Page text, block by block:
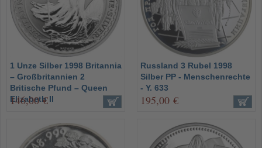
1 Unze Silber 1998 Britannia
– Großbritannien 2
Britische Pfund – Queen
Elizabeth II
146,00 €
Russland 3 Rubel 1998
Silber PP - Menschenrechte
- Y. 633
195,00 €